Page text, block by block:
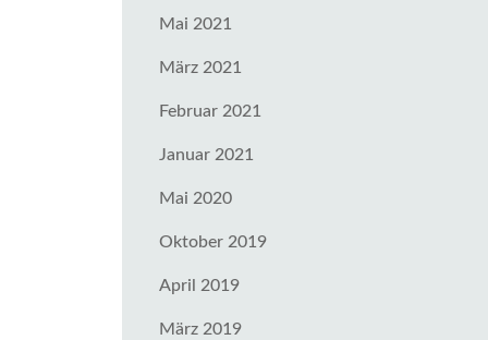
Mai 2021
März 2021
Februar 2021
Januar 2021
Mai 2020
Oktober 2019
April 2019
März 2019